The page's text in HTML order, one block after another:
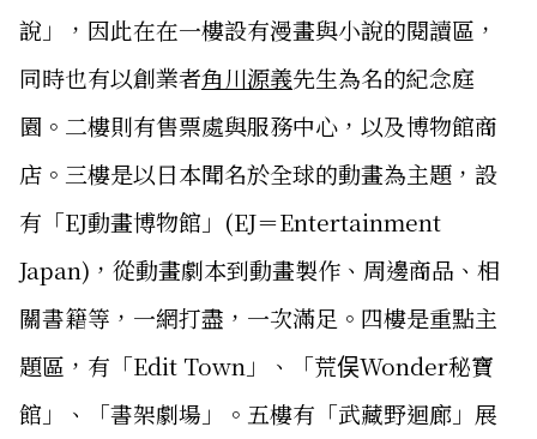
說」，因此在在一樓設有漫畫與小說的閱讀區，
同時也有以創業者角川源義先生為名的紀念庭
園。二樓則有售票處與服務中心，以及博物館商
店。三樓是以日本聞名於全球的動畫為主題，設
有「EJ動畫博物館」(EJ＝Entertainment
Japan)，從動畫劇本到動畫製作、周邊商品、相
關書籍等，一網打盡，一次滿足。四樓是重點主
題區，有「Edit Town」、「荒俣Wonder秘寶
館」、「書架劇場」。五樓有「武藏野迴廊」展